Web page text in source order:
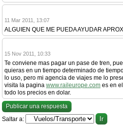
11 Mar 2011, 13:07
ALGUIEN QUE ME PUEDA AYUDAR
15 Nov 2011, 10:33
Te conviene mas pagar un pase de tren,
quieras en un tiempo determinado de
lo uso, pero mi agencia de viajes me lo
visita la pagina www.raileurope.com es en
todo los precios en dolar.
Publicar una respuesta
Saltar a: